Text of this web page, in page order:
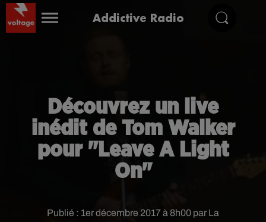
Addictive Radio
Découvrez un live
inédit de Tom Walker
pour "Leave A Light
On"
Publié : 1er décembre 2017 à 8h00 par La